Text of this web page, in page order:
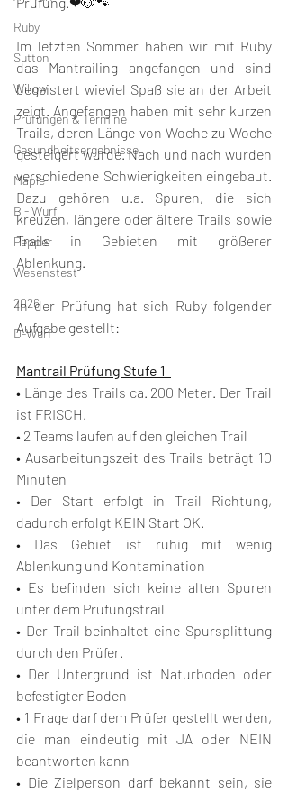
Ruby
Sutton
Willow
Prüfungen & Termine
Gesundheitsergebnisse
Maple
B - Wurf
Pepper
Wesenstest
2026
D-Wurf
Im letzten Sommer haben wir mit Ruby
das Mantrailing angefangen und sind
begeistert wieviel Spaß sie an der Arbeit
zeigt. Angefangen haben mit sehr kurzen
Trails, deren Länge von Woche zu Woche
gesteigert wurde. Nach und nach wurden
verschiedene Schwierigkeiten eingebaut.
Dazu gehören u.a. Spuren, die sich
kreuzen, längere oder ältere Trails sowie
Trails in Gebieten mit größerer
Ablenkung.
In der Prüfung hat sich Ruby folgender
Aufgabe gestellt:
Mantrail Prüfung Stufe 1
• Länge des Trails ca. 200 Meter. Der Trail
ist FRISCH.
• 2 Teams laufen auf den gleichen Trail
• Ausarbeitungszeit des Trails beträgt 10
Minuten
• Der Start erfolgt in Trail Richtung,
dadurch erfolgt KEIN Start OK.
• Das Gebiet ist ruhig mit wenig
Ablenkung und Kontamination
• Es befinden sich keine alten Spuren
unter dem Prüfungstrail
• Der Trail beinhaltet eine Spursplittung
durch den Prüfer.
• Der Untergrund ist Naturboden oder
befestigter Boden
• 1 Frage darf dem Prüfer gestellt werden,
die man eindeutig mit JA oder NEIN
beantworten kann
• Die Zielperson darf bekannt sein, sie